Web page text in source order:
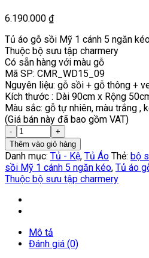
6.190.000 ₫
Tủ áo gỗ sồi Mỹ 1 cánh 5 ngăn
Thuộc bộ sưu tập charmery
Có sẵn hàng với màu gỗ
Mã SP: CMR_WD15_09
Nguyên liệu: gỗ sồi + gỗ thông +
Kích thước : Dài 90cm x Rộng
Màu sắc: gỗ tự nhiên, màu trắng ,
(Giá bán này đã bao gồm VAT)
Thêm vào giỏ hàng
Danh mục: Tủ - Kệ, Tủ Áo Thẻ: bộ
sồi Mỹ 1 cánh 5 ngăn kéo, Tủ áo
Thuộc bộ sưu tập charmery
Mô tả
Đánh giá (0)